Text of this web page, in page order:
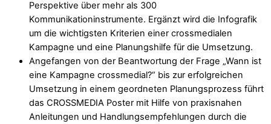
Perspektive über mehr als 300
Kommunikationinstrumente. Ergänzt wird die Infografik
um die wichtigsten Kriterien einer crossmedialen
Kampagne und eine Planungshilfe für die Umsetzung.
Angefangen von der Beantwortung der Frage „Wann ist
eine Kampagne crossmedial?“ bis zur erfolgreichen
Umsetzung in einem geordneten Planungsprozess führt
das CROSSMEDIA Poster mit Hilfe von praxisnahen
Anleitungen und Handlungsempfehlungen durch die